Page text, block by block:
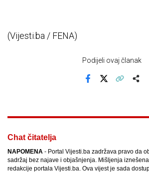
(Vijesti.ba / FENA)
Podijeli ovaj članak
Chat čitatelja
NAPOMENA - Portal Vijesti.ba zadržava pravo da
sadržaj bez najave i objašnjenja. Mišljenja
redakcije portala Vijesti.ba. Ova vijest je sada